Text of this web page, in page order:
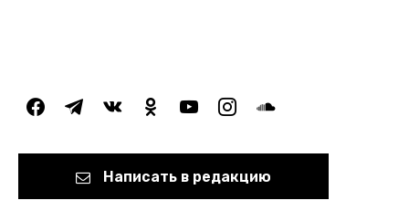
facebooktelegramvkontakteodnoklassniki
youtubeinstagramsoundcloud
Написать в редакцию